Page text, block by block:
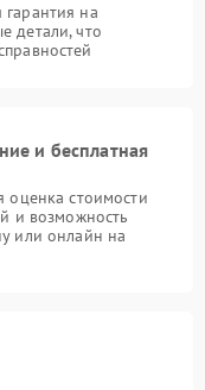
на
детали, что
и бесплатная
оценка стоимости
и возможность
или онлайн на